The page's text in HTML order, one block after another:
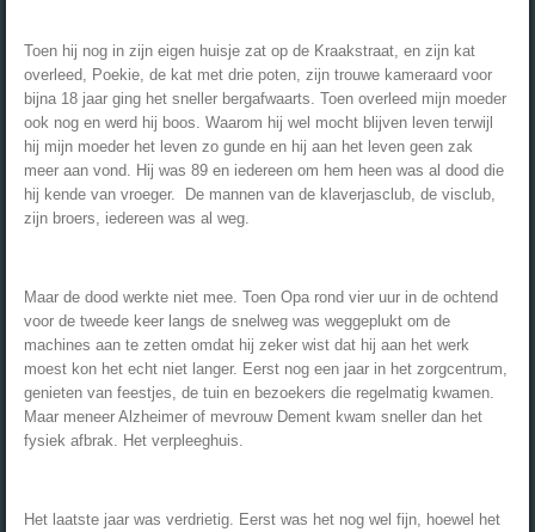
Toen hij nog in zijn eigen huisje zat op de Kraakstraat, en zijn kat
overleed, Poekie, de kat met drie poten, zijn trouwe kameraard voor
bijna 18 jaar ging het sneller bergafwaarts. Toen overleed mijn moeder
ook nog en werd hij boos. Waarom hij wel mocht blijven leven terwijl
hij mijn moeder het leven zo gunde en hij aan het leven geen zak
meer aan vond. Hij was 89 en iedereen om hem heen was al dood die
hij kende van vroeger. De mannen van de klaverjasclub, de visclub,
zijn broers, iedereen was al weg.
Maar de dood werkte niet mee. Toen Opa rond vier uur in de ochtend
voor de tweede keer langs de snelweg was weggeplukt om de
machines aan te zetten omdat hij zeker wist dat hij aan het werk
moest kon het echt niet langer. Eerst nog een jaar in het zorgcentrum,
genieten van feestjes, de tuin en bezoekers die regelmatig kwamen.
Maar meneer Alzheimer of mevrouw Dement kwam sneller dan het
fysiek afbrak. Het verpleeghuis.
Het laatste jaar was verdrietig. Eerst was het nog wel fijn, hoewel het